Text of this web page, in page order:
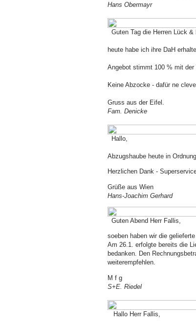
Hans Obermayr
Guten Tag die Herren Lück &
heute habe ich ihre DaH
Angebot stimmt 100 % mit der
Keine Abzocke - dafür ne
Gruss aus der Eifel.
Fam. Denicke
Hallo,
Abzugshaube heute in
Herzlichen Dank -
Grüße aus Wien
Hans-Joachim Gerhard
Guten Abend Herr Fallis,
soeben haben wir die
Am 26.1. erfolgte bereits die
bedanken. Den
weiterempfehlen.
M f g
S+E. Riedel
Hallo Herr Fallis,